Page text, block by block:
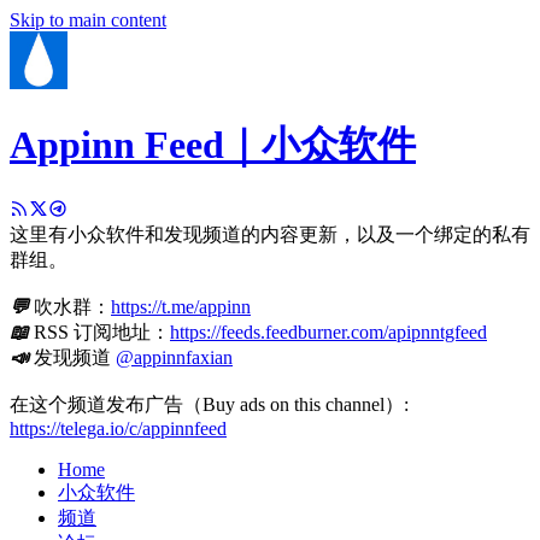
Skip to main content
Appinn Feed｜小众软件
这里有小众软件和发现频道的内容更新，以及一个绑定的私有
群组。
💬吹水群： https://t.me/appinn
📖RSS 订阅地址： https://feeds.feedburner.com/apipnntgfeed
📣发现频道 @appinnfaxian
在这个频道发布广告（Buy ads on this channel）:
https://telega.io/c/appinnfeed
Home
小众软件
频道